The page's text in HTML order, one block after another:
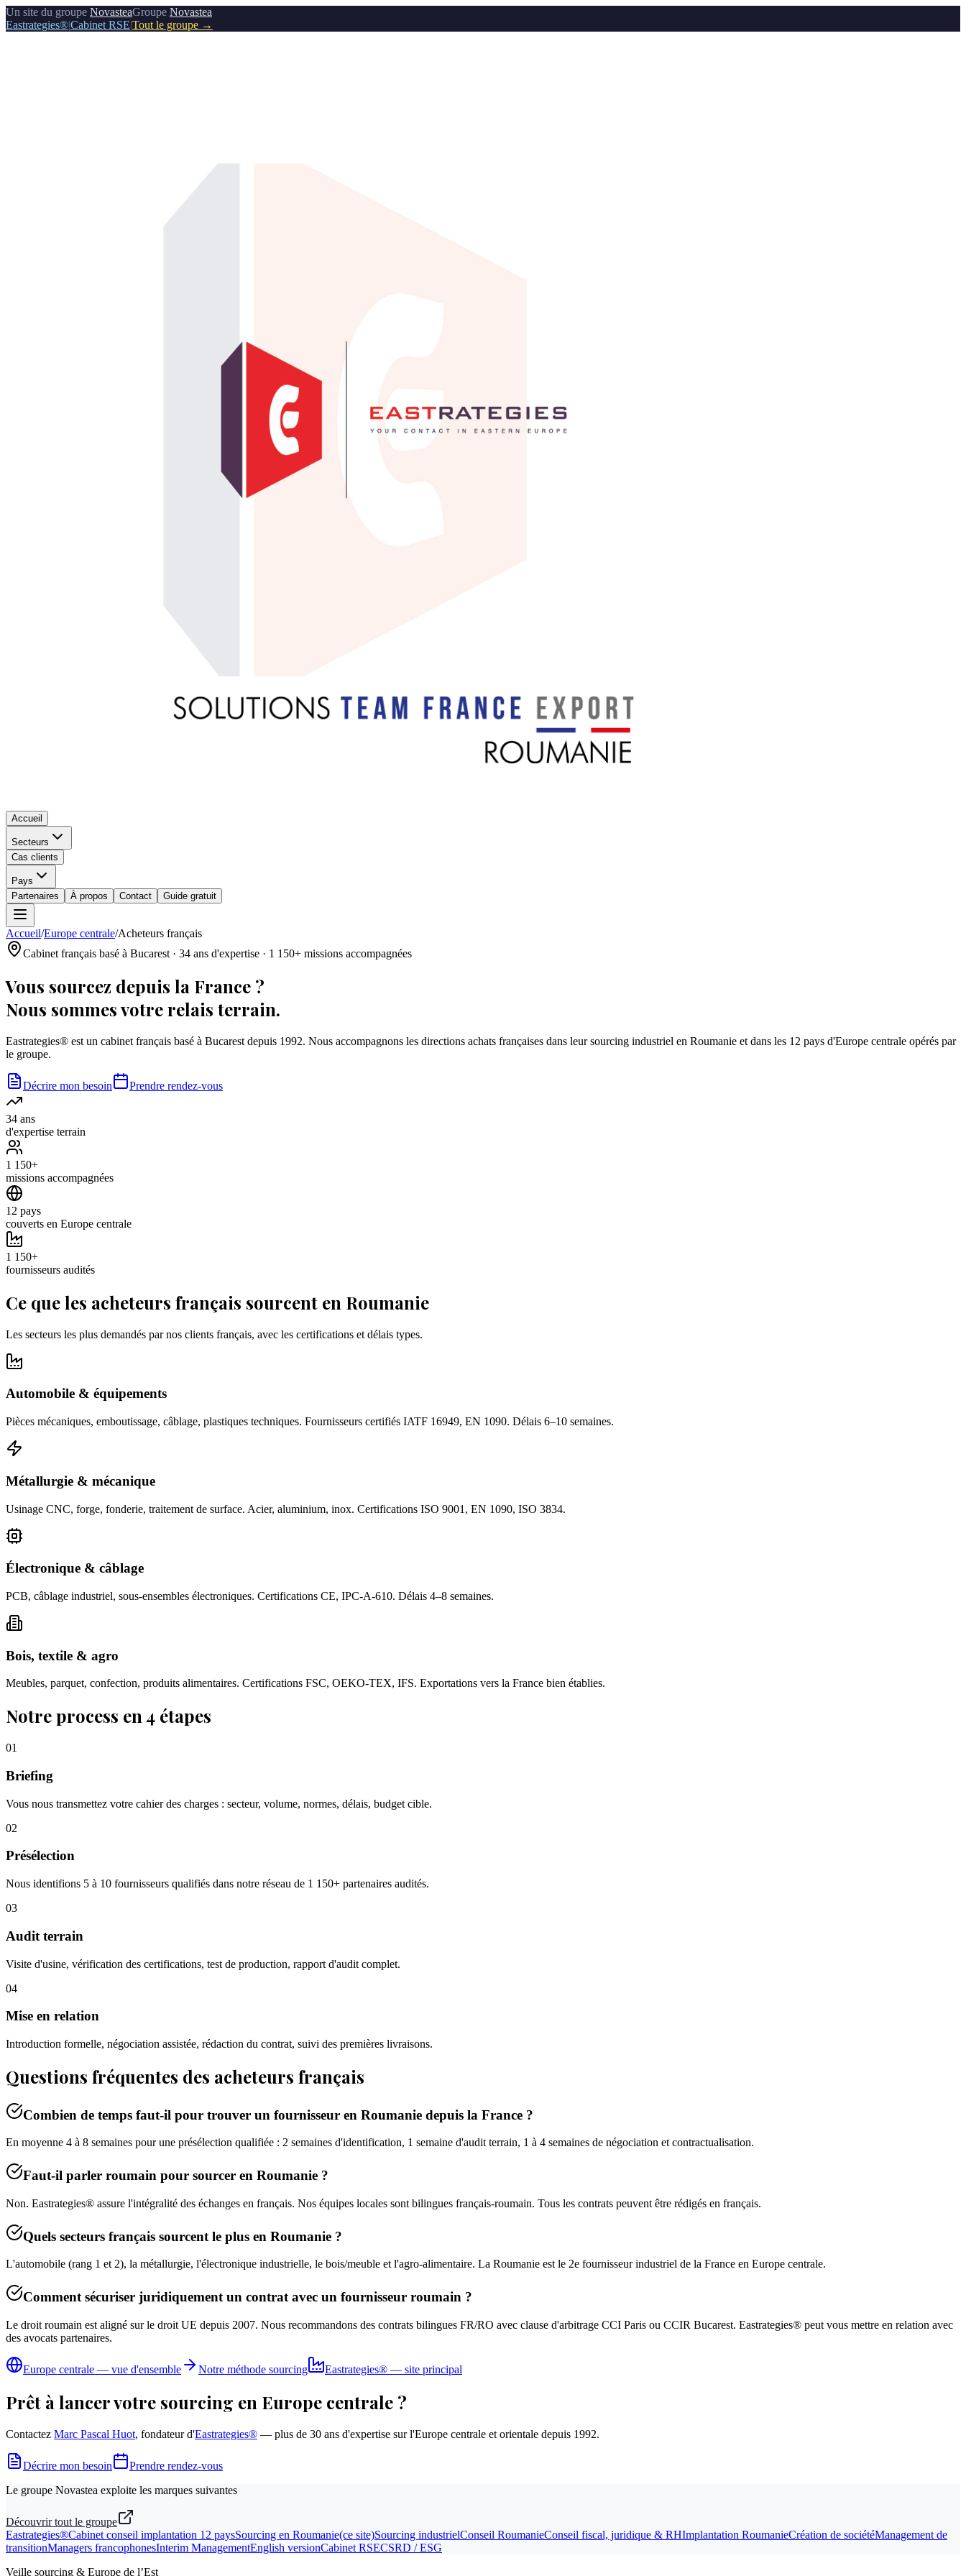
Un site du groupe NovasteaGroupe Novastea
Eastrategies®|Cabinet RSE|Tout le groupe →
Accueil
Secteurs
Cas clients
Pays
Partenaires
À propos Contact Guide gratuit
Accueil/Europe centrale/Acheteurs français
Cabinet français basé à Bucarest · 34 ans d'expertise · 1 150+ missions accompagnées
Vous sourcez depuis la France ?
Nous sommes votre relais terrain.
Eastrategies® est un cabinet français basé à Bucarest depuis 1992. Nous accompagnons les directions achats françaises dans leur sourcing industriel en Roumanie et dans les 12 pays d'Europe centrale opérés par
le groupe.
Décrire mon besoin Prendre rendez-vous
34 ans
d'expertise terrain
1 150+
missions accompagnées
12 pays
couverts en Europe centrale
1 150+
fournisseurs audités
Ce que les acheteurs français sourcent en Roumanie
Les secteurs les plus demandés par nos clients français, avec les certifications et délais types.
Automobile & équipements
Pièces mécaniques, emboutissage, câblage, plastiques techniques. Fournisseurs certifiés IATF 16949, EN 1090. Délais 6–10 semaines.
Métallurgie & mécanique
Usinage CNC, forge, fonderie, traitement de surface. Acier, aluminium, inox. Certifications ISO 9001, EN 1090, ISO 3834.
Électronique & câblage
PCB, câblage industriel, sous-ensembles électroniques. Certifications CE, IPC-A-610. Délais 4–8 semaines.
Bois, textile & agro
Meubles, parquet, confection, produits alimentaires. Certifications FSC, OEKO-TEX, IFS. Exportations vers la France bien établies.
Notre process en 4 étapes
01
Briefing
Vous nous transmettez votre cahier des charges : secteur, volume, normes, délais, budget cible.
02
Présélection
Nous identifions 5 à 10 fournisseurs qualifiés dans notre réseau de 1 150+ partenaires audités.
03
Audit terrain
Visite d'usine, vérification des certifications, test de production, rapport d'audit complet.
04
Mise en relation
Introduction formelle, négociation assistée, rédaction du contrat, suivi des premières livraisons.
Questions fréquentes des acheteurs français
Combien de temps faut-il pour trouver un fournisseur en Roumanie depuis la France ?
En moyenne 4 à 8 semaines pour une présélection qualifiée : 2 semaines d'identification, 1 semaine d'audit terrain, 1 à 4 semaines de négociation et contractualisation.
Faut-il parler roumain pour sourcer en Roumanie ?
Non. Eastrategies® assure l'intégralité des échanges en français. Nos équipes locales sont bilingues français-roumain. Tous les contrats peuvent être rédigés en français.
Quels secteurs français sourcent le plus en Roumanie ?
L'automobile (rang 1 et 2), la métallurgie, l'électronique industrielle, le bois/meuble et l'agro-alimentaire. La Roumanie est le 2e fournisseur industriel de la France en Europe centrale.
Comment sécuriser juridiquement un contrat avec un fournisseur roumain ?
Le droit roumain est aligné sur le droit UE depuis 2007. Nous recommandons des contrats bilingues FR/RO avec clause d'arbitrage CCI Paris ou CCIR Bucarest. Eastrategies® peut vous mettre en relation avec
des avocats partenaires.
Europe centrale — vue d'ensemble Notre méthode sourcing Eastrategies® — site principal
Prêt à lancer votre sourcing en Europe centrale ?
Contactez Marc Pascal Huot, fondateur d'Eastrategies® — plus de 30 ans d'expertise sur l'Europe centrale et orientale depuis 1992.
Décrire mon besoin
Prendre rendez-vous
Le groupe Novastea exploite les marques suivantes
Découvrir tout le groupe
Eastrategies®Cabinet conseil implantation 12 paysSourcing en Roumanie(ce site)Sourcing industrielConseil RoumanieConseil fiscal, juridique & RHImplantation RoumanieCréation de sociétéManagement de
transitionManagers francophonesInterim ManagementEnglish versionCabinet RSECSRD / ESG
Veille sourcing & Europe de l’Est